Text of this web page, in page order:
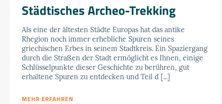
Städtisches Archeo-Trekking
Als eine der ältesten Städte Europas hat das antike
Rhegion noch immer erhebliche Spuren seines
griechischen Erbes in seinem Stadtkreis. Ein Spaziergang
durch die Straßen der Stadt ermöglicht es Ihnen, einige
Schlüsselpunkte dieser Geschichte zu berühren, gut
erhaltene Spuren zu entdecken und Teil d [...]
MEHR ERFAHREN